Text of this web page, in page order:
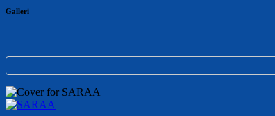
Galleri